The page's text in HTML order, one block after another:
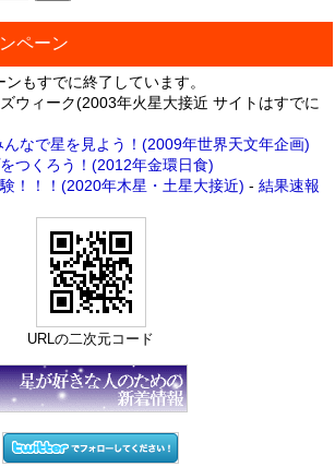
ペーン
もすでに終了しています。
ウィーク(2003年火星大接近 サイトはすでに
なで星を見よう！(2009年世界天文年企画)
つくろう！(2012年金環日食)
！！！(2020年木星・土星大接近) - 結果速報
URLの二次元コード